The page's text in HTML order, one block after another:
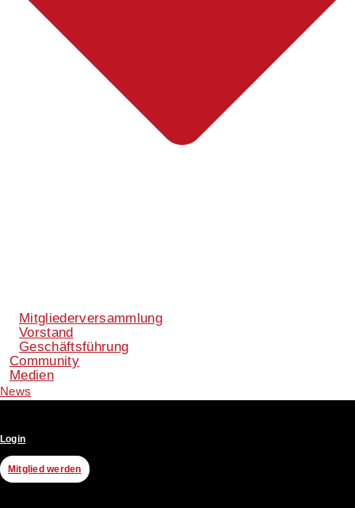
Mitgliederversammlung
Vorstand
Geschäftsführung
Community
Medien
News
Login
Mitglied werden